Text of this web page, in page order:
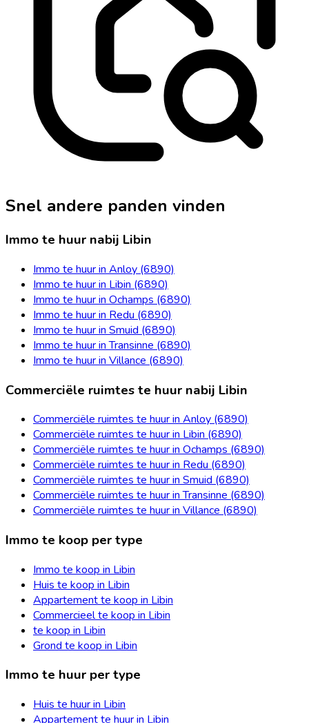
Snel andere panden vinden
Immo te huur nabij Libin
Immo te huur in Anloy (6890)
Immo te huur in Libin (6890)
Immo te huur in Ochamps (6890)
Immo te huur in Redu (6890)
Immo te huur in Smuid (6890)
Immo te huur in Transinne (6890)
Immo te huur in Villance (6890)
Commerciële ruimtes te huur nabij Libin
Commerciële ruimtes te huur in Anloy (6890)
Commerciële ruimtes te huur in Libin (6890)
Commerciële ruimtes te huur in Ochamps (6890)
Commerciële ruimtes te huur in Redu (6890)
Commerciële ruimtes te huur in Smuid (6890)
Commerciële ruimtes te huur in Transinne (6890)
Commerciële ruimtes te huur in Villance (6890)
Immo te koop per type
Immo te koop in Libin
Huis te koop in Libin
Appartement te koop in Libin
Commercieel te koop in Libin
te koop in Libin
Grond te koop in Libin
Immo te huur per type
Huis te huur in Libin
Appartement te huur in Libin